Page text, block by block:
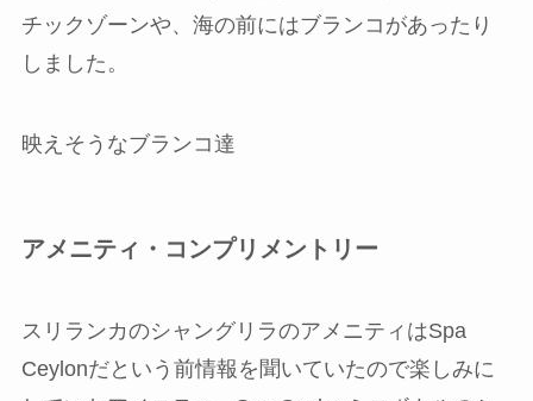
チックゾーンや、海の前にはブランコがあったり
しました。
映えそうなブランコ達
アメニティ・コンプリメントリー
スリランカのシャングリラのアメニティはSpa
Ceylonだという前情報を聞いていたので楽しみに